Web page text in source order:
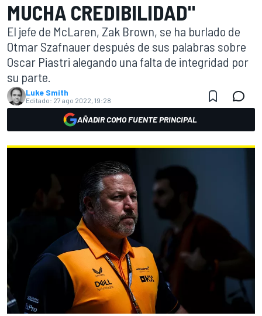
MUCHA CREDIBILIDAD"
El jefe de McLaren, Zak Brown, se ha burlado de
Otmar Szafnauer después de sus palabras sobre
Oscar Piastri alegando una falta de integridad por
su parte.
Luke Smith
Editado: 27 ago 2022, 19:28
AÑADIR COMO FUENTE PRINCIPAL